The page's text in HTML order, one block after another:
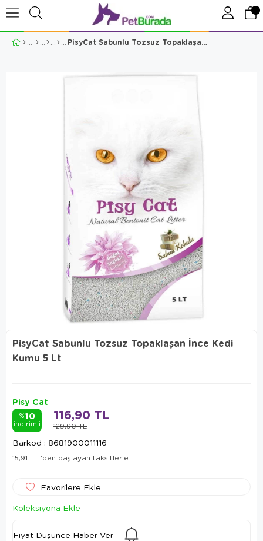
PisyCat Sabunlu Tozsuz Topaklaşan İnce Kedi Kumu 5 Lt
PisyCat Sabunlu Tozsuz Topaklaşan İnce Kedi
Kumu 5 Lt
Pisy Cat
%10
indirimli 129,90 TL
116,90 TL
Barkod : 8681900011116
15,91 TL 'den başlayan taksitlerle
Favorilere Ekle
Koleksiyona Ekle
Fiyat Düşünce Haber Ver